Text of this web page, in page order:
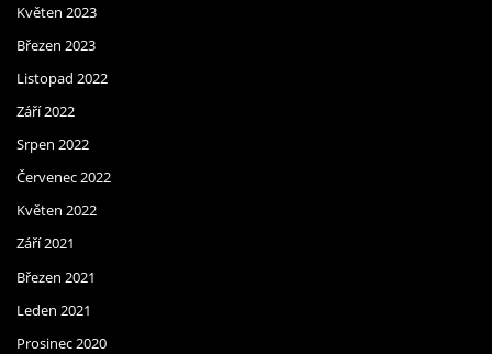
Květen 2023
Březen 2023
Listopad 2022
Září 2022
Srpen 2022
Červenec 2022
Květen 2022
Září 2021
Březen 2021
Leden 2021
Prosinec 2020